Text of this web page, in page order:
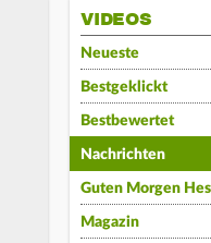
VIDEOS
Neueste
Bestgeklickt
Bestbewertet
Nachrichten
Guten Morgen
Magazin